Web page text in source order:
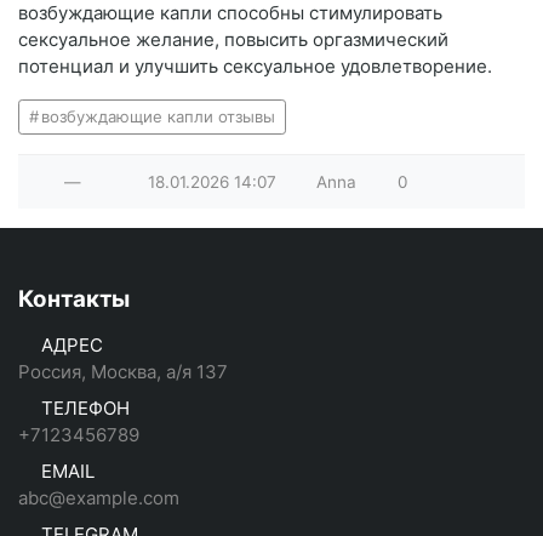
возбуждающие капли способны стимулировать
сексуальное желание, повысить оргазмический
потенциал и улучшить сексуальное удовлетворение.
возбуждающие капли отзывы
— 18.01.2026 14:07 Anna 0
Контакты
АДРЕС
Россия, Москва, а/я 137
ТЕЛЕФОН
+7123456789
EMAIL
abc@example.com